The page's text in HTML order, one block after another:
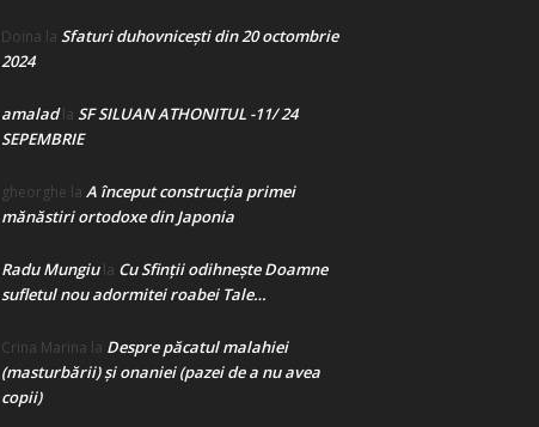
Doina la Sfaturi duhovnicești din 20 octombrie
2024
amaladla SF SILUAN ATHONITUL -11/ 24
SEPEMBRIE
gheorghe la A început construcţia primei
mănăstiri ortodoxe din Japonia
Radu Mungiula Cu Sfinții odihnește Doamne
sufletul nou adormitei roabei Tale…
Crina Marina la Despre păcatul malahiei
(masturbării) şi onaniei (pazei de a nu avea
copii)